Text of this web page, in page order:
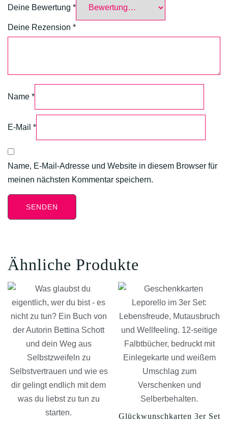
Deine Bewertung *
Deine Rezension *
Name *
E-Mail *
Name, E-Mail-Adresse und Website in diesem Browser für
meinen nächsten Kommentar speichern.
Ähnliche Produkte
Glückwunschkarten 3er Set